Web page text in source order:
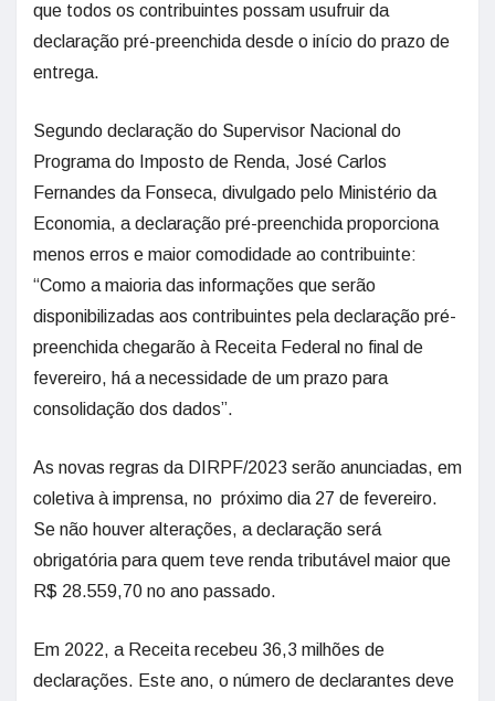
que todos os contribuintes possam usufruir da
declaração pré-preenchida desde o início do prazo de
entrega.
Segundo declaração do Supervisor Nacional do
Programa do Imposto de Renda, José Carlos
Fernandes da Fonseca, divulgado pelo Ministério da
Economia, a declaração pré-preenchida proporciona
menos erros e maior comodidade ao contribuinte:
“Como a maioria das informações que serão
disponibilizadas aos contribuintes pela declaração pré-
preenchida chegarão à Receita Federal no final de
fevereiro, há a necessidade de um prazo para
consolidação dos dados”.
As novas regras da DIRPF/2023 serão anunciadas, em
coletiva à imprensa, no próximo dia 27 de fevereiro.
Se não houver alterações, a declaração será
obrigatória para quem teve renda tributável maior que
R$ 28.559,70 no ano passado.
Em 2022, a Receita recebeu 36,3 milhões de
declarações. Este ano, o número de declarantes deve